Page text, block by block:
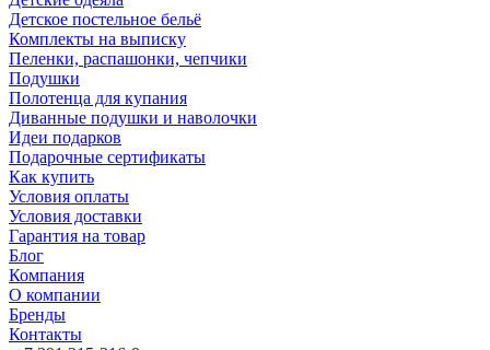
Детское постельное бельё
Комплекты на выписку
Пеленки, распашонки, чепчики
Подушки
Полотенца для купания
Диванные подушки и наволочки
Идеи подарков
Подарочные сертификаты
Как купить
Условия оплаты
Условия доставки
Гарантия на товар
Блог
Компания
О компании
Бренды
Контакты